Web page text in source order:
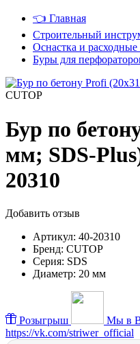
👈 Главная
Строительный
Оснастка и
Буры для
CUTOP
Бур по
мм; SDS-
20310
Добавить отзыв
Артикул: 40-20310
Бренд: CUTOP
Серия: SDS
Диаметр: 20 мм
Розыгрыш Мы в
https://vk.com/striwer_official